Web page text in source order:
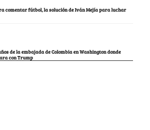
comentar fútbol, la solución de Iván Mejía para luchar
de la embajada de Colombia en Washington donde
con Trump